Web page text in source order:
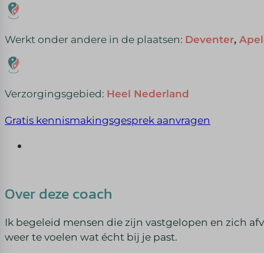
Werkt onder andere in de plaatsen: Deventer,
Verzorgingsgebied: Heel Nederland
Gratis kennismakingsgesprek aanvragen
Over deze coach
Ik begeleid mensen die zijn vastgelopen en zich
weer te voelen wat écht bij je past.